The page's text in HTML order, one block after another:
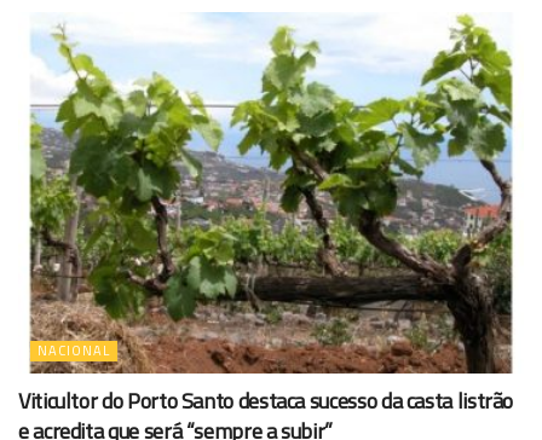
NACIONAL
Viticultor do Porto Santo destaca sucesso da casta listrão
e acredita que será “sempre a subir”